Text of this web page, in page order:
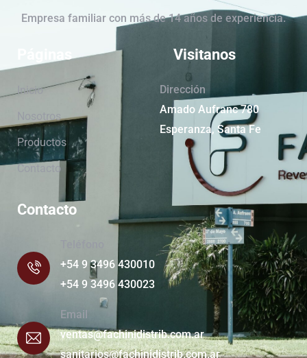
Empresa familiar con más de 14 años de experiencia.
Páginas
Inicio
Nosotros
Productos
Contacto
Visitanos
Dirección
Amado Aufranc 780
Esperanza, Santa Fe
Contacto
+54 9 3496 430010
+54 9 3496 430023
Email
ventas@fachinidistrib.com.ar
sanitarios@fachinidistrib.com.ar